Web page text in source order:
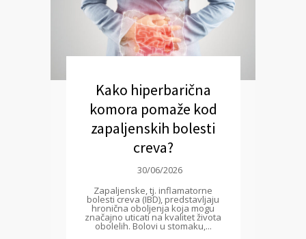
Kako hiperbarična
komora pomaže kod
zapaljenskih bolesti
creva?
30/06/2026
Zapaljenske, tj. inflamatorne
bolesti creva (IBD), predstavljaju
hronična oboljenja koja mogu
značajno uticati na kvalitet života
obolelih. Bolovi u stomaku,...